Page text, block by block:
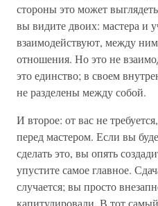
стороны это может
вы видите двоих: мастера и
взаимодействуют, между
отношения. Но это не
это единство; в своем
не разделены между собой.
И второе: от вас не
перед мастером. Если вы
сделать это, вы опять
упустите самое главное.
случается; вы просто
капитулировали. В тот